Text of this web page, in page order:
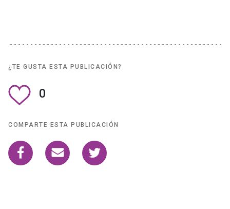
¿TE GUSTA ESTA PUBLICACIÓN?
0
COMPARTE ESTA PUBLICACIÓN